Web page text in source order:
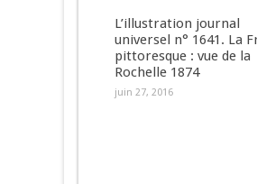
L’illustration journal
universel n° 1641. La
pittoresque : vue de la
Rochelle 1874
juin 27, 2016